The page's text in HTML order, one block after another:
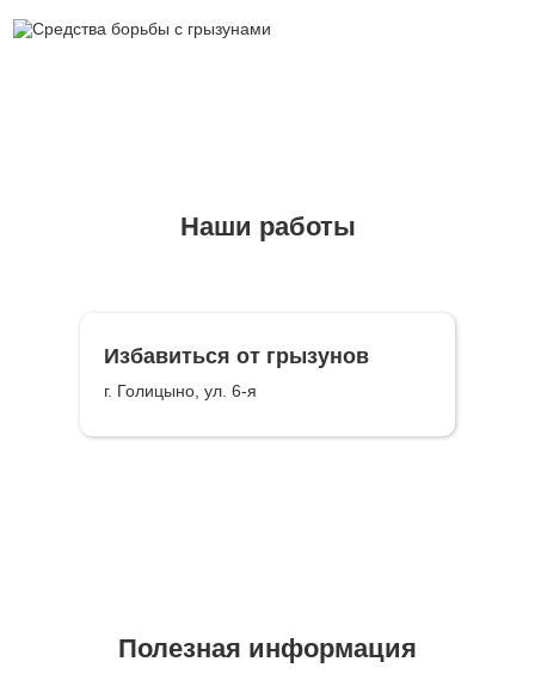
Наши работы
Избавиться от грызунов
г. Голицыно, ул. 6-я
Полезная информация